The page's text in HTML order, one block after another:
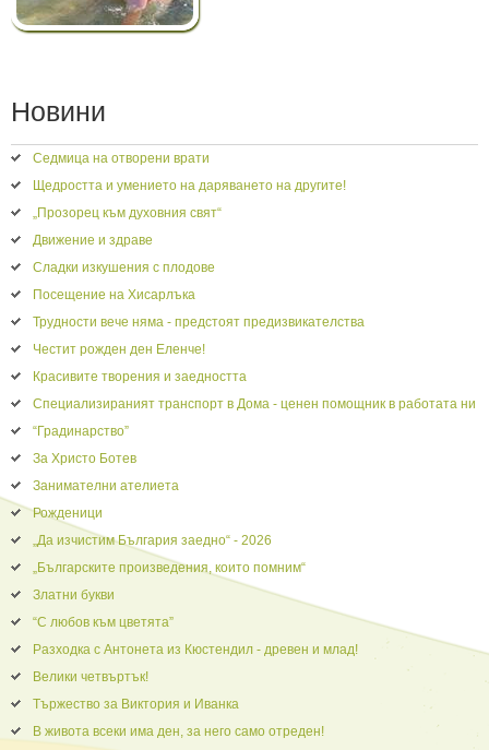
Новини
Седмица на отворени врати
Щедростта и умението на даряването на другите!
„Прозорец към духовния свят“
Движение и здраве
Сладки изкушения с плодове
Посещение на Хисарлъка
Трудности вече няма - предстоят предизвикателства
Честит рожден ден Еленче!
Красивите творения и заедността
Специализираният транспорт в Дома - ценен помощник в работата ни
“Градинарство”
За Христо Ботев
Занимателни ателиета
Рожденици
„Да изчистим България заедно“ - 2026
„Българските произведения, които помним“
Златни букви
“С любов към цветята”
Разходка с Антонета из Кюстендил - древен и млад!
Велики четвъртък!
Тържество за Виктория и Иванка
В живота всеки има ден, за него само отреден!